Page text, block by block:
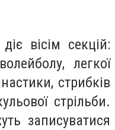
вісім секцій:
легкої
стрибків
стрільби.
записуватися